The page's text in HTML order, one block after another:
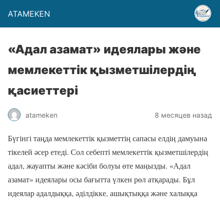
ATAMEKEN
«Адал азамат» идеялары және
мемлекеттік қызметшілердің
қасиеттері
atameken 8 месяцев назад
Бүгінгі таңда мемлекеттік қызметтің сапасы елдің дамуына
тікелей әсер етеді. Сол себепті мемлекеттік қызметшілердің
адал, жауапты және кәсіби болуы өте маңызды. «Адал
азамат» идеялары осы бағытта үлкен рөл атқарады. Бұл
идеялар адалдыққа, әділдікке, ашықтыққа және халыққа